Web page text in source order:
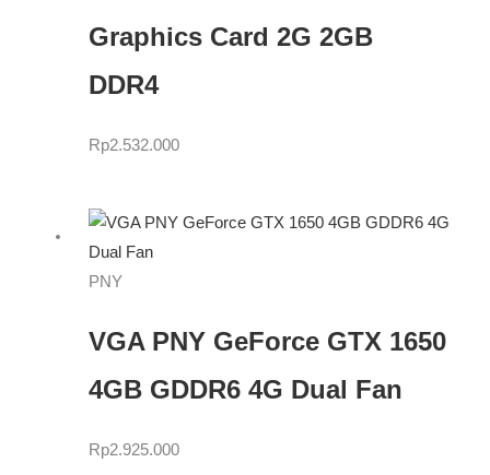
Graphics Card 2G 2GB
DDR4
Rp2.532.000
PNY
VGA PNY GeForce GTX 1650
4GB GDDR6 4G Dual Fan
Rp2.925.000